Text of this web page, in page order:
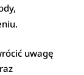
uwagę